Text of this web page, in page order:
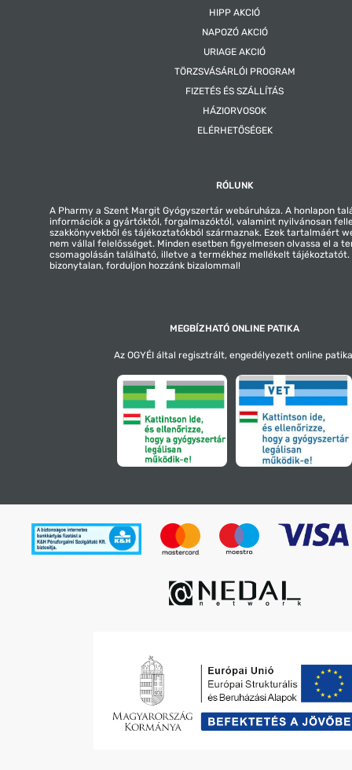
HIPP AKCIÓ
NAPOZÓ AKCIÓ
URIAGE AKCIÓ
TÖRZSVÁSÁRLÓI PROGRAM
FIZETÉS ÉS SZÁLLÍTÁS
HÁZIORVOSOK
ELÉRHETŐSÉGEK
RÓLUNK
A Pharmy a Szent Margit Gyógyszertár webáruháza. A honlapon
információk a gyártóktól, forgalmazóktól, valamint nyilvánosan
szakkönyvekből és tájékoztatókból származnak. Ezek tartalmáért
nem vállal felelősséget. Minden esetben figyelmesen olvassa el a
csomagolásán található, illetve a termékhez mellékelt tájékoztatót.
bizonytalan, forduljon hozzánk bizalommal!
MEGBÍZHATÓ ONLINE PATIKA
Az OGYÉI által regisztrált, engedélyezett online